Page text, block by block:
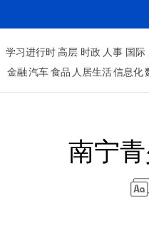
学习进行时高层 时政 人事 国际
金融汽车食品 人居生活信息化
南宁